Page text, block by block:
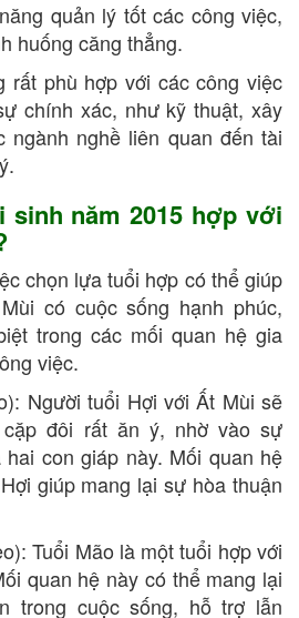
quản lý tốt các công việc,
huống căng thẳng.
rất phù hợp với các công việc
chính xác, như kỹ thuật, xây
ngành nghề liên quan đến tài
năm 2015 hợp với
chọn lựa tuổi hợp có thể giúp
có cuộc sống hạnh phúc,
trong các mối quan hệ gia
việc.
Người tuổi Hợi với Ất Mùi sẽ
đôi rất ăn ý, nhờ vào sự
con giáp này. Mối quan hệ
giúp mang lại sự hòa thuận
Tuổi Mão là một tuổi hợp với
quan hệ này có thể mang lại
trong cuộc sống, hỗ trợ lẫn